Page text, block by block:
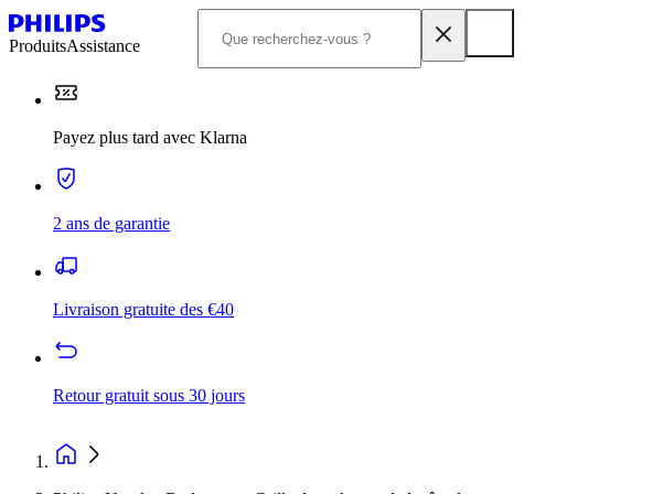
ProduitsAssistance
Payez plus tard avec Klarna
2 ans de garantie
Livraison gratuite des €40
Retour gratuit sous 30 jours